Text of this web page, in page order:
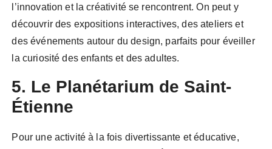
l’innovation et la créativité se rencontrent. On peut y
découvrir des expositions interactives, des ateliers et
des événements autour du design, parfaits pour éveiller
la curiosité des enfants et des adultes.
5. Le Planétarium de Saint-
Étienne
Pour une activité à la fois divertissante et éducative,